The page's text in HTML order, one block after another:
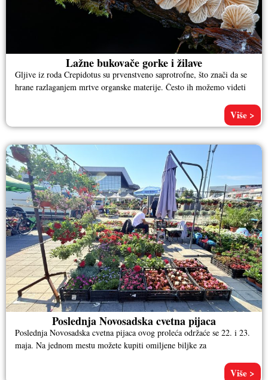
Lažne bukovače gorke i žilave
Gljive iz roda Crepidotus su prvenstveno saprotrofne, što znači da se
hrane razlaganjem mrtve organske materije. Često ih možemo videti
Više >
Poslednja Novosadska cvetna pijaca
Poslednja Novosadska cvetna pijaca ovog proleća održaće se 22. i 23.
maja. Na jednom mestu možete kupiti omiljene biljke za
Više >